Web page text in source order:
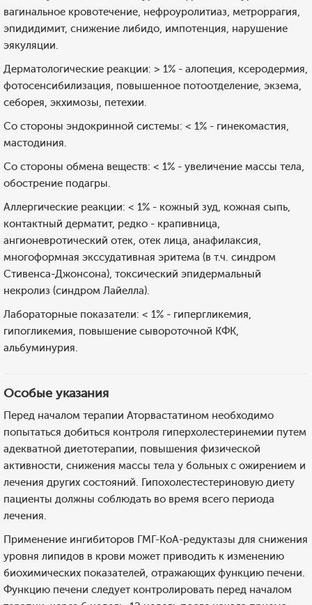
вагинальное кровотечение, нефроуролитиаз, метроррагия,
эпидидимит, снижение либидо, импотенция, нарушение
эякуляции.
Дерматологические реакции: > 1% - алопеция, ксеродермия,
фотосенсибилизация, повышенное потоотделение, экзема,
себорея, экхимозы, петехии.
Со стороны эндокринной системы: < 1% - гинекомастия,
мастодиния.
Со стороны обмена веществ: < 1% - увеличение массы тела,
обострение подагры.
Аллергические реакции: < 1% - кожный зуд, кожная сыпь,
контактный дерматит, редко - крапивница,
ангионевротический отек, отек лица, анафилаксия,
многоформная экссудативная эритема (в т.ч. синдром
Стивенса-Джонсона), токсический эпидермальный
некролиз (синдром Лайелла).
Лабораторные показатели: < 1% - гипергликемия,
гипогликемия, повышение сывороточной КФК,
альбуминурия.
Особые указания
Перед началом терапии Аторвастатином необходимо
попытаться добиться контроля гиперхолестеринемии путем
адекватной диетотерапии, повышения физической
активности, снижения массы тела у больных с ожирением и
лечения других состояний. Гипохолестестериновую диету
пациенты должны соблюдать во время всего периода
лечения.
Применение ингибиторов ГМГ-КоА-редуктазы для снижения
уровня липидов в крови может приводить к изменению
биохимических показателей, отражающих функцию печени.
Функцию печени следует контролировать перед началом